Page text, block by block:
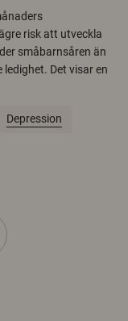
risk att utveckla
småbarnsåren än
Det visar en
Depression